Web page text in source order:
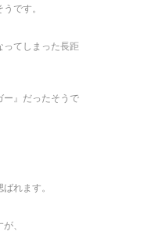
です。
てしまった長距
ー』だったそうで
れます。
、